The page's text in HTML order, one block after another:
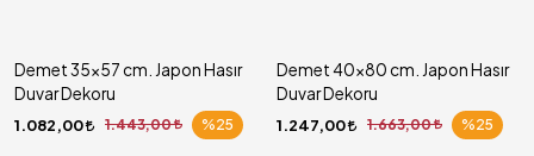
Demet 35x57 cm. Japon Hasır
Duvar Dekoru
1.082,00 1.443,00 %25
Demet 40x80 cm. Japon Hasır
Duvar Dekoru
1.247,00 1.663,00 %25